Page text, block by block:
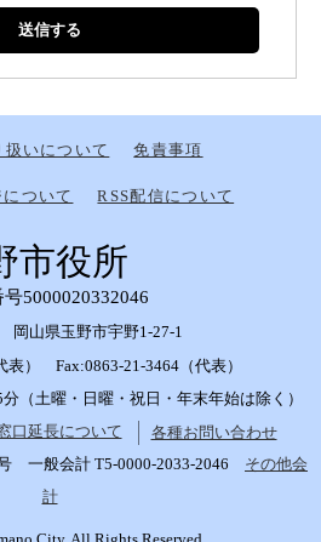
いについて 免責事項
ついて RSS配信について
市役所
5000020332046
岡山県玉野市宇野1-27-1
表） Fax:0863-21-3464（代表）
（土曜・日曜・祝日・年末年始は除く）
口延長について
各種お問い合わせ
一般会計 T5-0000-2033-2046 その他会
計